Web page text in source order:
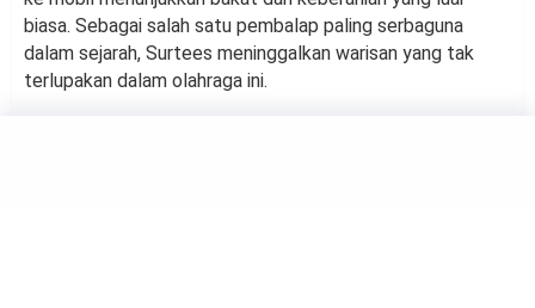
biasa. Sebagai salah satu pembalap paling serbaguna
dalam sejarah, Surtees meninggalkan warisan yang tak
terlupakan dalam olahraga ini.